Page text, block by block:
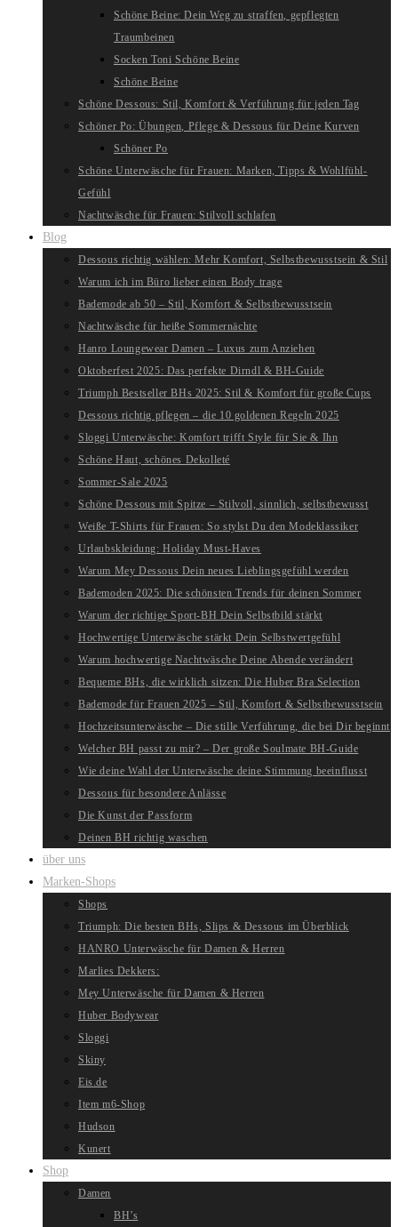
Schöne Beine: Dein Weg zu straffen, gepflegten
Traumbeinen
Socken Toni Schöne Beine
Schöne Beine
Schöne Dessous: Stil, Komfort & Verführung für jeden Tag
Schöner Po: Übungen, Pflege & Dessous für Deine Kurven
Schöner Po
Schöne Unterwäsche für Frauen: Marken, Tipps & Wohlfühl-
Gefühl
Nachtwäsche für Frauen: Stilvoll schlafen
Blog
Dessous richtig wählen: Mehr Komfort, Selbstbewusstsein & Stil
Warum ich im Büro lieber einen Body trage
Bademode ab 50 – Stil, Komfort & Selbstbewusstsein
Nachtwäsche für heiße Sommernächte
Hanro Loungewear Damen – Luxus zum Anziehen
Oktoberfest 2025: Das perfekte Dirndl & BH-Guide
Triumph Bestseller BHs 2025: Stil & Komfort für große Cups
Dessous richtig pflegen – die 10 goldenen Regeln 2025
Sloggi Unterwäsche: Komfort trifft Style für Sie & Ihn
Schöne Haut, schönes Dekolleté
Sommer-Sale 2025
Schöne Dessous mit Spitze – Stilvoll, sinnlich, selbstbewusst
Weiße T-Shirts für Frauen: So stylst Du den Modeklassiker
Urlaubskleidung: Holiday Must-Haves
Warum Mey Dessous Dein neues Lieblingsgefühl werden
Bademoden 2025: Die schönsten Trends für deinen Sommer
Warum der richtige Sport-BH Dein Selbstbild stärkt
Hochwertige Unterwäsche stärkt Dein Selbstwertgefühl
Warum hochwertige Nachtwäsche Deine Abende verändert
Bequeme BHs, die wirklich sitzen: Die Huber Bra Selection
Bademode für Frauen 2025 – Stil, Komfort & Selbstbewusstsein
Hochzeitsunterwäsche – Die stille Verführung, die bei Dir beginnt
Welcher BH passt zu mir? – Der große Soulmate BH-Guide
Wie deine Wahl der Unterwäsche deine Stimmung beeinflusst
Dessous für besondere Anlässe
Die Kunst der Passform
Deinen BH richtig waschen
über uns
Marken-Shops
Shops
Triumph: Die besten BHs, Slips & Dessous im Überblick
HANRO Unterwäsche für Damen & Herren
Marlies Dekkers:
Mey Unterwäsche für Damen & Herren
Huber Bodywear
Sloggi
Skiny
Eis.de
Item m6-Shop
Hudson
Kunert
Shop
Damen
BH’s